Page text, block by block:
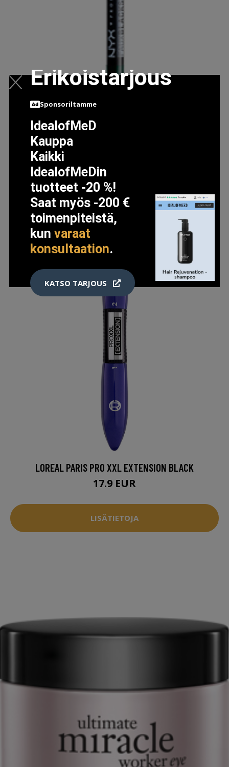
FAUX BLACKS EYELINER, ONYX
7.16 EUR
LISÄTIETOJA
LOREAL PARIS PRO XXL EXTENSION BLACK
17.9 EUR
LISÄTIETOJA
Erikoistarjous
Sponsoriltamme
IdealofMeD
Kauppa
Kaikki
IdealofMeDin
tuotteet -20 %!
Saat myös -200 €
toimenpiteistä,
kunvaraat
konsultaation.
KATSO TARJOUS